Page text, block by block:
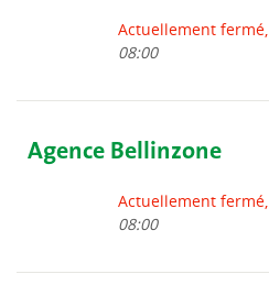
Actuellement fermé,
08:00
Agence Bellinzone
Actuellement fermé,
08:00